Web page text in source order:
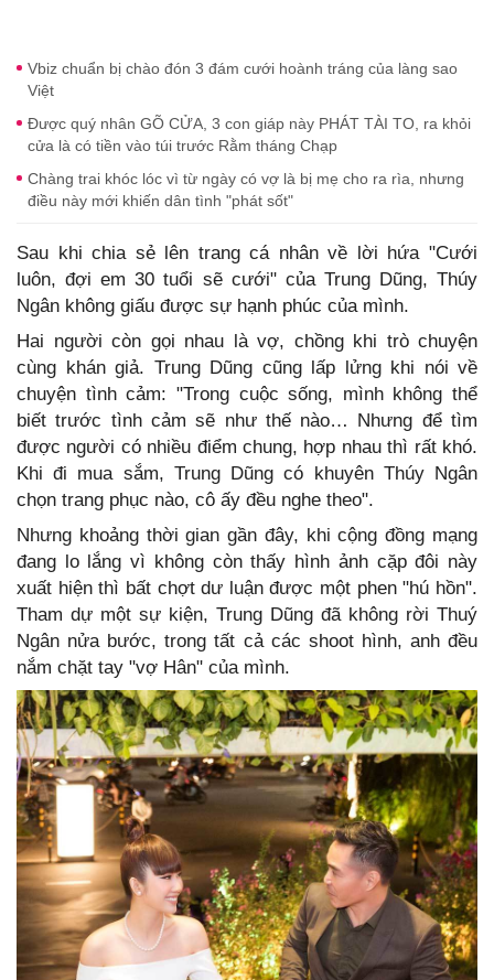
Vbiz chuẩn bị chào đón 3 đám cưới hoành tráng của làng sao
Việt
Được quý nhân GÕ CỬA, 3 con giáp này PHÁT TÀI TO, ra khỏi
cửa là có tiền vào túi trước Rằm tháng Chạp
Chàng trai khóc lóc vì từ ngày có vợ là bị mẹ cho ra rìa, nhưng
điều này mới khiến dân tình "phát sốt"
Sau khi chia sẻ lên trang cá nhân về lời hứa "Cưới
luôn, đợi em 30 tuổi sẽ cưới" của Trung Dũng, Thúy
Ngân không giấu được sự hạnh phúc của mình.
Hai người còn gọi nhau là vợ, chồng khi trò chuyện
cùng khán giả. Trung Dũng cũng lấp lửng khi nói về
chuyện tình cảm: "Trong cuộc sống, mình không thể
biết trước tình cảm sẽ như thế nào… Nhưng để tìm
được người có nhiều điểm chung, hợp nhau thì rất khó.
Khi đi mua sắm, Trung Dũng có khuyên Thúy Ngân
chọn trang phục nào, cô ấy đều nghe theo".
Nhưng khoảng thời gian gần đây, khi cộng đồng mạng
đang lo lắng vì không còn thấy hình ảnh cặp đôi này
xuất hiện thì bất chợt dư luận được một phen "hú hồn".
Tham dự một sự kiện, Trung Dũng đã không rời Thuý
Ngân nửa bước, trong tất cả các shoot hình, anh đều
nắm chặt tay "vợ Hân" của mình.